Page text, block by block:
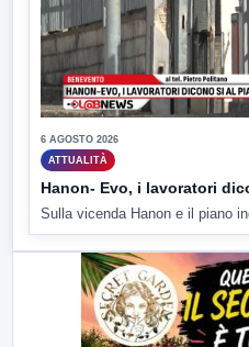
6 AGOSTO 2026
ATTUALITÀ
Hanon- Evo, i lavoratori
Sulla vicenda Hanon e il piano